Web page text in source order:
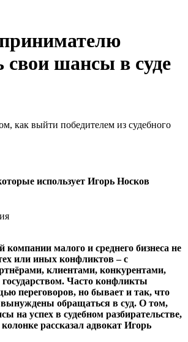
свои шансы в суде
как выйти победителем из судебного
использует Игорь Носков
компании малого и среднего бизнеса не
или иных конфликтов – с
клиентами, конкурентами,
Часто конфликты
переговоров, но бывает и так, что
обращаться в суд. О том,
на успех в судебном разбирательстве,
рассказал адвокат Игорь